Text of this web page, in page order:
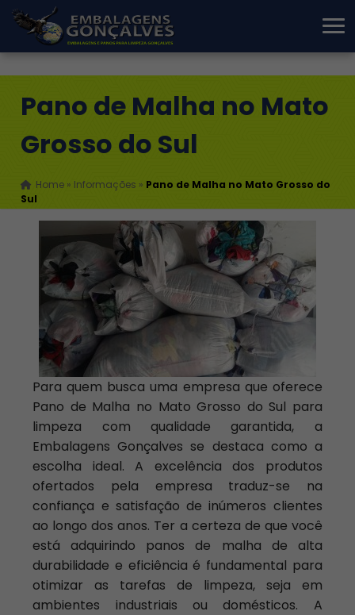
Pano de Malha no Mato
Grosso do Sul
Home » Informações » Pano de Malha no Mato Grosso do
Sul
Para quem busca uma empresa que oferece
Pano de Malha no Mato Grosso do Sul para
limpeza com qualidade garantida, a
Embalagens Gonçalves se destaca como a
escolha ideal. A excelência dos produtos
ofertados pela empresa traduz-se na
confiança e satisfação de inúmeros clientes
ao longo dos anos. Ter a certeza de que você
está adquirindo panos de malha de alta
durabilidade e eficiência é fundamental para
otimizar as tarefas de limpeza, seja em
ambientes industriais ou domésticos. A